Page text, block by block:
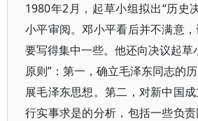
1980年2月，起草小组拟出“历史
小平审阅。邓小平看后并不满意，
要写得集中一些。他还向决议起草
原则”：第一，确立毛泽东同志的
展毛泽东思想。第二，对新中国
行实事求是的分析，包括一些负责